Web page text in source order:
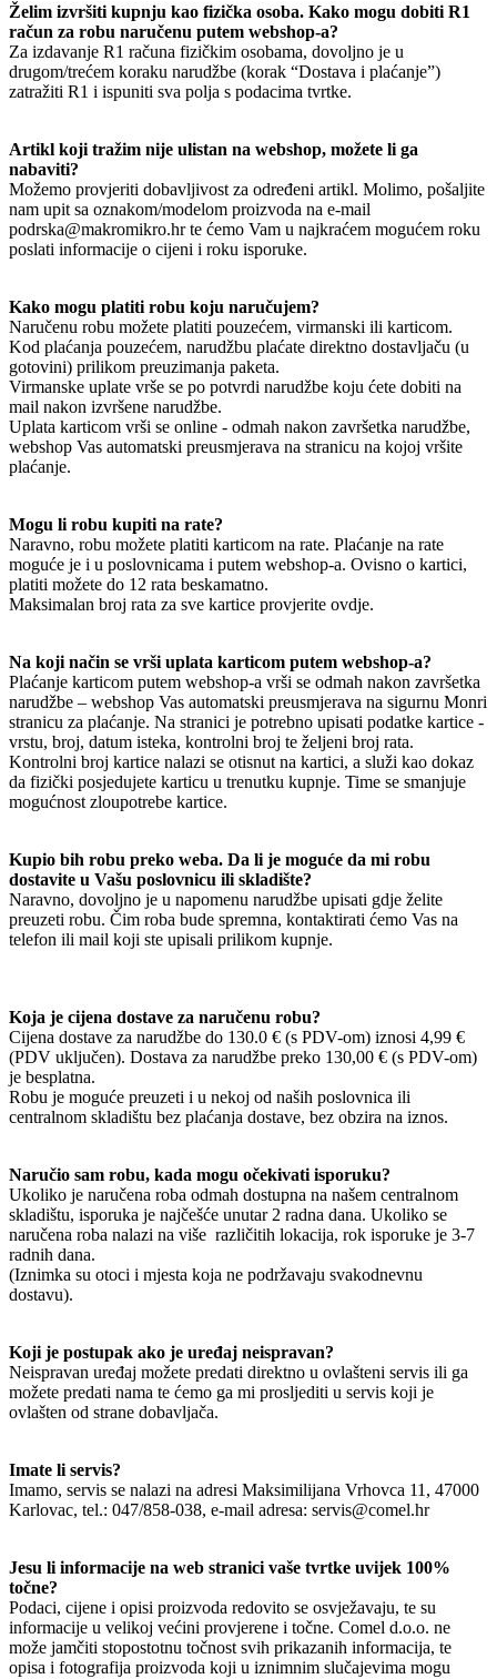
Želim izvršiti kupnju kao fizička osoba. Kako mogu dobiti R1
račun za robu naručenu putem webshop-a?
Za izdavanje R1 računa fizičkim osobama, dovoljno je u
drugom/trećem koraku narudžbe (korak “Dostava i plaćanje”)
zatražiti R1 i ispuniti sva polja s podacima tvrtke.
Artikl koji tražim nije ulistan na webshop, možete li ga
nabaviti?
Možemo provjeriti dobavljivost za određeni artikl. Molimo, pošaljite
nam upit sa oznakom/modelom proizvoda na e-mail
podrska@makromikro.hr te ćemo Vam u najkraćem mogućem roku
poslati informacije o cijeni i roku isporuke.
Kako mogu platiti robu koju naručujem?
Naručenu robu možete platiti pouzećem, virmanski ili karticom.
Kod plaćanja pouzećem, narudžbu plaćate direktno dostavljaču (u
gotovini) prilikom preuzimanja paketa.
Virmanske uplate vrše se po potvrdi narudžbe koju ćete dobiti na
mail nakon izvršene narudžbe.
Uplata karticom vrši se online - odmah nakon završetka narudžbe,
webshop Vas automatski preusmjerava na stranicu na kojoj vršite
plaćanje.
Mogu li robu kupiti na rate?
Naravno, robu možete platiti karticom na rate. Plaćanje na rate
moguće je i u poslovnicama i putem webshop-a. Ovisno o kartici,
platiti možete do 12 rata beskamatno.
Maksimalan broj rata za sve kartice provjerite ovdje.
Na koji način se vrši uplata karticom putem webshop-a?
Plaćanje karticom putem webshop-a vrši se odmah nakon završetka
narudžbe – webshop Vas automatski preusmjerava na sigurnu Monri
stranicu za plaćanje. Na stranici je potrebno upisati podatke kartice -
vrstu, broj, datum isteka, kontrolni broj te željeni broj rata.
Kontrolni broj kartice nalazi se otisnut na kartici, a služi kao dokaz
da fizički posjedujete karticu u trenutku kupnje. Time se smanjuje
mogućnost zloupotrebe kartice.
Kupio bih robu preko weba. Da li je moguće da mi robu
dostavite u Vašu poslovnicu ili skladište?
Naravno, dovoljno je u napomenu narudžbe upisati gdje želite
preuzeti robu. Čim roba bude spremna, kontaktirati ćemo Vas na
telefon ili mail koji ste upisali prilikom kupnje.
Koja je cijena dostave za naručenu robu?
Cijena dostave za narudžbe do 130.0 € (s PDV-om) iznosi 4,99 €
(PDV uključen). Dostava za narudžbe preko 130,00 € (s PDV-om)
je besplatna.
Robu je moguće preuzeti i u nekoj od naših poslovnica ili
centralnom skladištu bez plaćanja dostave, bez obzira na iznos.
Naručio sam robu, kada mogu očekivati isporuku?
Ukoliko je naručena roba odmah dostupna na našem centralnom
skladištu, isporuka je najčešće unutar 2 radna dana. Ukoliko se
naručena roba nalazi na više različitih lokacija, rok isporuke je 3-7
radnih dana.
(Iznimka su otoci i mjesta koja ne podržavaju svakodnevnu
dostavu).
Koji je postupak ako je uređaj neispravan?
Neispravan uređaj možete predati direktno u ovlašteni servis ili ga
možete predati nama te ćemo ga mi prosljediti u servis koji je
ovlašten od strane dobavljača.
Imate li servis?
Imamo, servis se nalazi na adresi Maksimilijana Vrhovca 11, 47000
Karlovac, tel.: 047/858-038, e-mail adresa: servis@comel.hr
Jesu li informacije na web stranici vaše tvrtke uvijek 100%
točne?
Podaci, cijene i opisi proizvoda redovito se osvježavaju, te su
informacije u velikoj većini provjerene i točne. Comel d.o.o. ne
može jamčiti stopostotnu točnost svih prikazanih informacija, te
opisa i fotografija proizvoda koji u iznimnim slučajevima mogu